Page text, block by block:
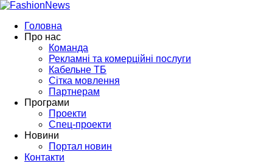
Головна
Про нас
Команда
Рекламні та комерційні послуги
Кабельне ТБ
Сітка мовлення
Партнерам
Програми
Проекти
Спец-проекти
Новини
Портал новин
Контакти